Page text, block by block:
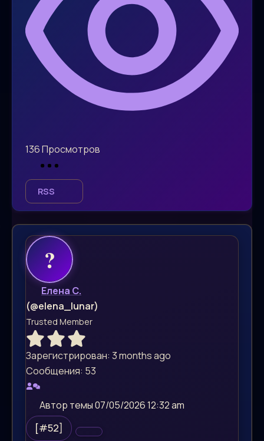
136Просмотров
RSS
Елена С.
(@elena_lunar)
Trusted Member
Зарегистрирован: 3 months ago
Сообщения: 53
Автор темы07/05/2026 12:32 am
[#52]